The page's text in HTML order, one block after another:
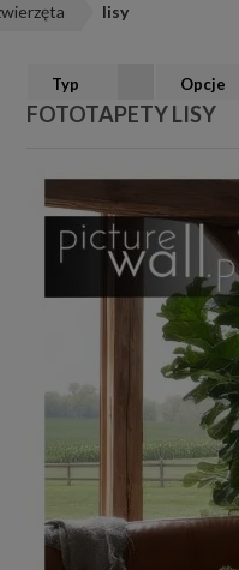
lisy
Typ Opcje
FOTOTAPETY LISY